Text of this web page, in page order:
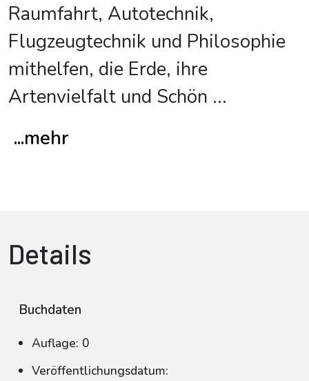
Raumfahrt, Autotechnik,
Flugzeugtechnik und Philosophie
mithelfen, die Erde, ihre
Artenvielfalt und Schön ...
...mehr
Details
Buchdaten
Auflage: 0
Veröffentlichungsdatum: